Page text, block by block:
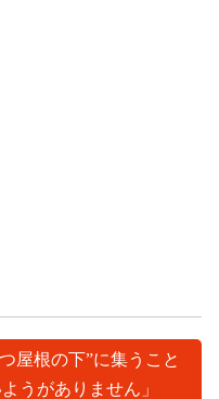
屋根の下”に集うこと
うがありません」